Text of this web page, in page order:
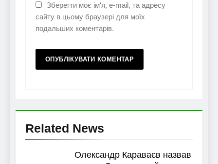
Зберегти моє ім'я, e-mail, та адресу
сайту в цьому браузері для моїх
подальших коментарів.
Related News
Олександр Караваєв назвав